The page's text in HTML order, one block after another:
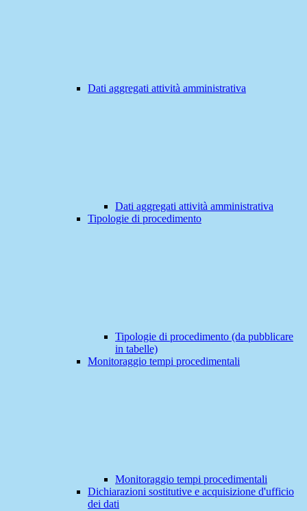
Dati aggregati attività amministrativa
Dati aggregati attività amministrativa
Tipologie di procedimento
Tipologie di procedimento (da pubblicare
in tabelle)
Monitoraggio tempi procedimentali
Monitoraggio tempi procedimentali
Dichiarazioni sostitutive e acquisizione d'ufficio
dei dati